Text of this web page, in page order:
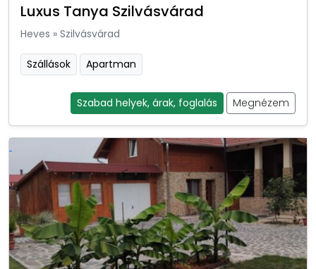
Luxus Tanya Szilvásvárad
Heves » Szilvásvárad
Szállások Apartman
Szabad helyek, árak, foglalás Megnézem